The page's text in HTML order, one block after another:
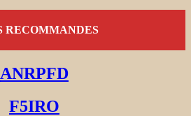
RECOMMANDES
ANRPFD
F5IRO